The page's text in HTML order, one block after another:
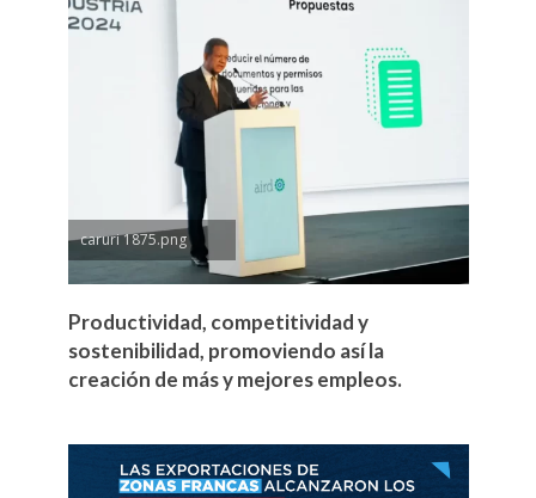
caruri 1875.png
Productividad, competitividad y
sostenibilidad, promoviendo así la
creación de más y mejores empleos.